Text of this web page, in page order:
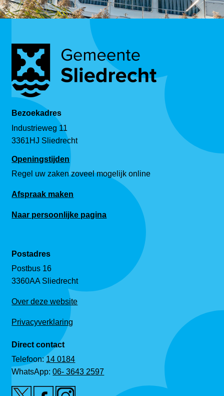
Bezoekadres
Industrieweg 11
3361HJ Sliedrecht
Openingstijden
Regel uw zaken zoveel mogelijk online
Afspraak maken
Naar persoonlijke pagina
Postadres
Postbus 16
3360AA Sliedrecht
Over deze website
Privacyverklaring
Direct contact
Telefoon:14 0184
WhatsApp:06- 3643 2597